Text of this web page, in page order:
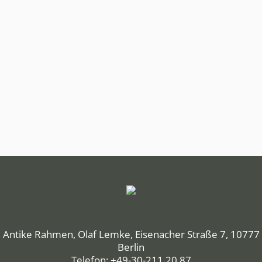
Antike Rahmen, Olaf Lemke, Eisenacher Straße 7, 10777
Berlin